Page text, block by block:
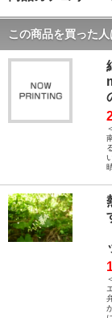
この商品を買った